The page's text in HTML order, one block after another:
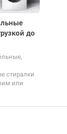
до
стиралки
или